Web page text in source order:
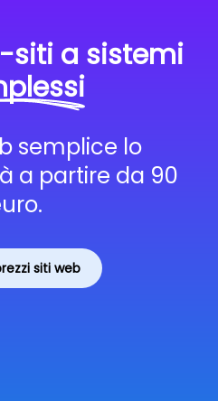
siti a sistemi
semplice lo
a partire da 90
siti web